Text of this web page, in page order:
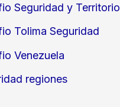
Seguridad y Territorio
Tolima Seguridad
Venezuela
regiones